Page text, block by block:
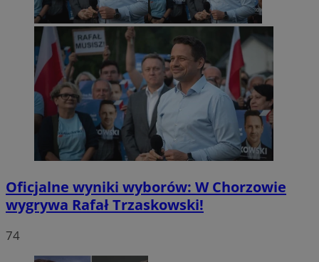
Oficjalne wyniki wyborów: W Chorzowie
wygrywa Rafał Trzaskowski!
74